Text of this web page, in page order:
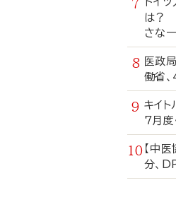
は？
さな一
医政
働省
キイ
7月度
【中
分、